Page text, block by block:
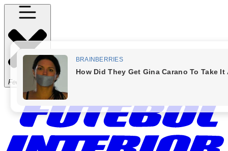
Fechar Menu